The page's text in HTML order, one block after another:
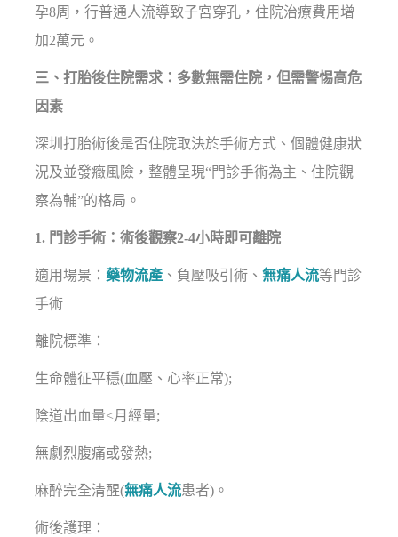
孕8周，行普通人流導致子宮穿孔，住院治療費用增
加2萬元。
三、打胎後住院需求：多數無需住院，但需警惕高危
因素
深圳打胎術後是否住院取決於手術方式、個體健康狀
況及並發癥風險，整體呈現“門診手術為主、住院觀
察為輔”的格局。
1. 門診手術：術後觀察2-4小時即可離院
適用場景： 藥物流產 、負壓吸引術、無痛人流等門診
手術
離院標準：
生命體征平穩(血壓、心率正常);
陰道出血量<月經量;
無劇烈腹痛或發熱;
麻醉完全清醒(無痛人流患者)。
術後護理：